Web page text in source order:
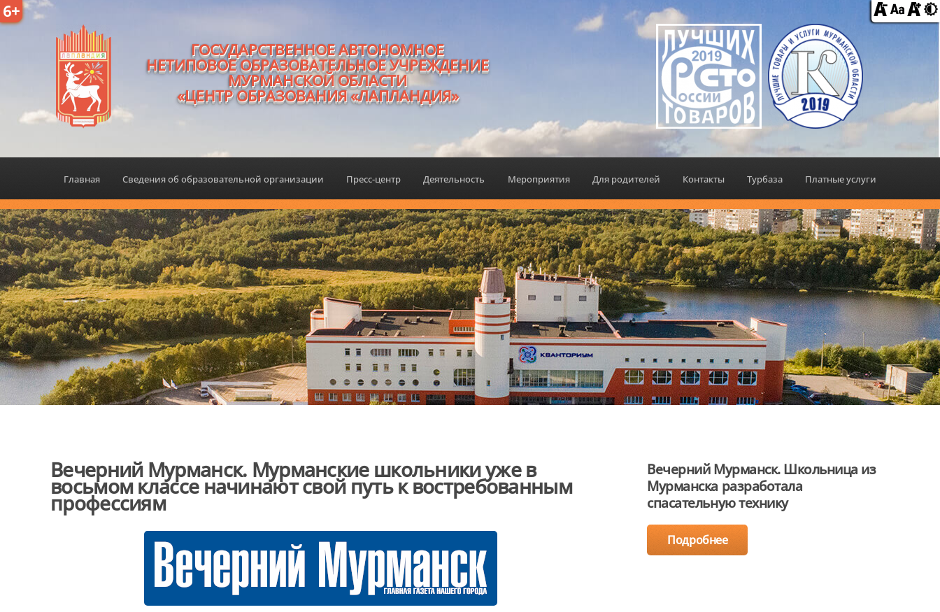
6+
ГОСУДАРСТВЕННОЕ АВТОНОМНОЕ
НЕТИПОВОЕ ОБРАЗОВАТЕЛЬНОЕ УЧРЕЖДЕНИЕ
МУРМАНСКОЙ ОБЛАСТИ
«ЦЕНТР ОБРАЗОВАНИЯ «ЛАПЛАНДИЯ»
Главная Сведения об образовательной организации Пресс-центр Деятельность Мероприятия Для родителей Контакты Турбаза Платные услуги
Вечерний Мурманск. Мурманские школьники уже в
восьмом классе начинают свой путь к востребованным
профессиям
Вечерний Мурманск. Школьница из
Мурманска разработала
спасательную технику
Подробнее